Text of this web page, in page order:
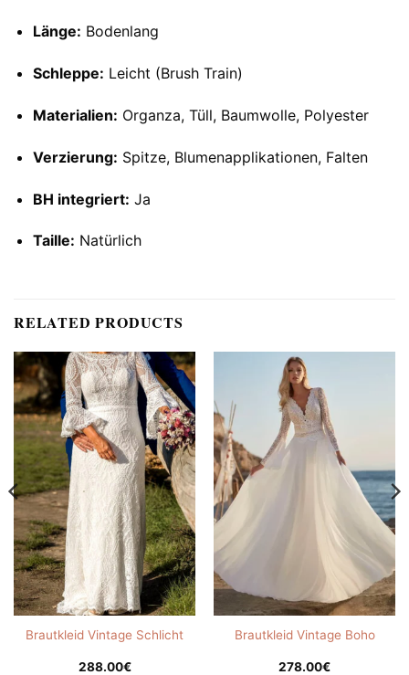
Länge: Bodenlang
Schleppe: Leicht (Brush Train)
Materialien: Organza, Tüll, Baumwolle, Polyester
Verzierung: Spitze, Blumenapplikationen, Falten
BH integriert: Ja
Taille: Natürlich
RELATED PRODUCTS
Brautkleid Vintage Schlicht
288.00€
Brautkleid Vintage Boho
278.00€